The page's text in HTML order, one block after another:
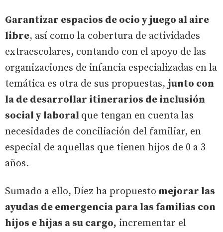
Garantizar espacios de ocio y juego al aire
libre, así como la cobertura de actividades
extraescolares, contando con el apoyo de las
organizaciones de infancia especializadas en la
temática es otra de sus propuestas, junto con
la de desarrollar itinerarios de inclusión
social y laboral que tengan en cuenta las
necesidades de conciliación del familiar, en
especial de aquellas que tienen hijos de 0 a 3
años.
Sumado a ello, Díez ha propuesto mejorar las
ayudas de emergencia para las familias con
hijos e hijas a su cargo, incrementar el